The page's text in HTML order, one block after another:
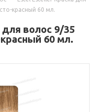
красный 60 мл.
волос 9/35
60 мл.